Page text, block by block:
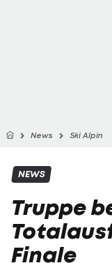
News Ski Alpin
NEWS
Truppe
Finale